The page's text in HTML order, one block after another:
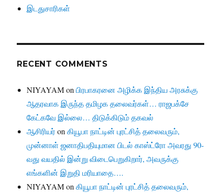
இடதுசாரிகள்
RECENT COMMENTS
NIYAYAMonபிரபாகரனை அழிக்க இந்திய அரசுக்கு
ஆதரவாக இருந்த தமிழக தலைவர்கள்… ராஜபக்சே
கேட்கவே இல்லை… திடுக்கிடும் தகவல்
ஆசிரியர்onகியூபா நாட்டின் புரட்சித் தலைவரும்,
முன்னாள் ஜனாதிபதியுமான பிடல் காஸ்ட்ரோ அவரது 90-
வது வயதில் இன்று விடைபெறுகிறார், அவருக்கு
எங்களின் இறுதி மரியாதை….
NIYAYAMonகியூபா நாட்டின் புரட்சித் தலைவரும்,